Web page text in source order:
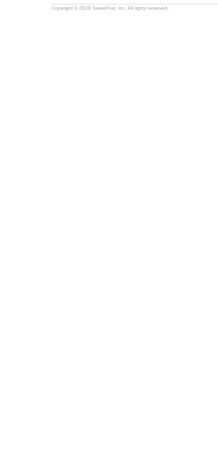
Copyright © 2026 SwissPost, Inc. All rights reserved.